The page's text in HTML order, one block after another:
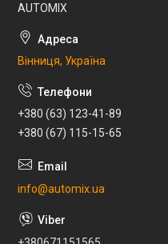
AUTOMIX
Вінниця, Україна
+380 (63) 123-41-89
+380 (67) 115-15-65
info@automix.ua